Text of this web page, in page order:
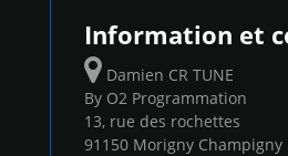
Information et
Damien CR TUNE
By O2 Programmation
13, rue des rochettes
91150 Morigny Champigny